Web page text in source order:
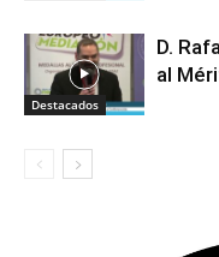
Destacados
D.
al